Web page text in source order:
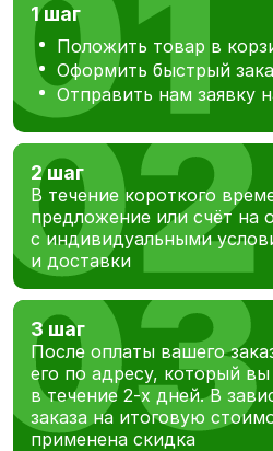
1 шаг
Положить товар в
Оформить быстрый
Отправить нам заявку
2 шаг
В течение короткого
предложение или счёт на
с индивидуальными
и доставки
3 шаг
После оплаты вашего
его по адресу, который вы
в течение 2-х дней. В
заказа на итоговую
применена скидка